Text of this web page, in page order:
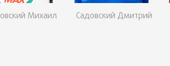
Михаил Садовский Дмитрий